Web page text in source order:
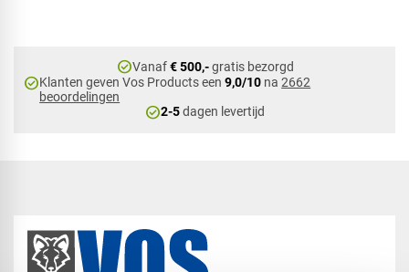
check_circleVanaf€ 500,-gratis bezorgd
check_circleKlanten geven Vos Products een9,0/10 na2662
beoordelingen
check_circle2-5dagen levertijd